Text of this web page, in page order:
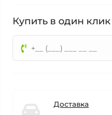
Купить в один клик
Доставка